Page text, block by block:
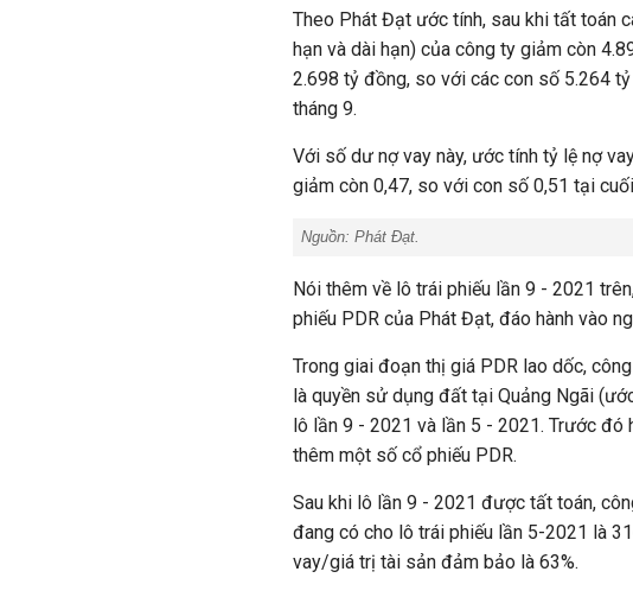
Theo Phát Đạt ước tính, sau khi tất toán
hạn và dài hạn) của công ty giảm còn
2.698 tỷ đồng, so với các con số 5.264
tháng 9.
Với số dư nợ vay này, ước tính tỷ lệ nợ
giảm còn 0,47, so với con số 0,51 tại
Nguồn: Phát Đạt.
Nói thêm về lô trái phiếu lần 9 - 2021
phiếu PDR của Phát Đạt, đáo hành vào
Trong giai đoạn thị giá PDR lao dốc,
là quyền sử dụng đất tại Quảng Ngãi
lô lần 9 - 2021 và lần 5 - 2021. Trước
thêm một số cổ phiếu PDR.
Sau khi lô lần 9 - 2021 được tất toán,
đang có cho lô trái phiếu lần 5-2021 là
vay/giá trị tài sản đảm bảo là 63%.